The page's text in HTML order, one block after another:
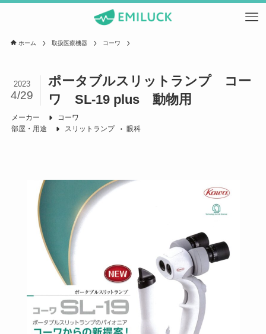
ホーム 取扱医療機器 コーワ
ポータブルスリットランプ コー
ワ SL-19 plus 動物用
2023
4/29
メーカー
コーワ
部屋・用途
スリットランプ 眼科